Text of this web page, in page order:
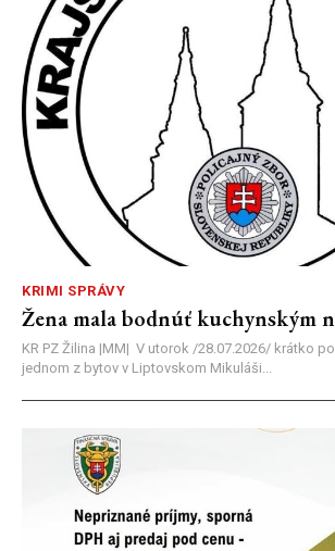
KRIMI SPRÁVY
Žena mala bodnúť kuchynským
KR PZ Žilina |MM| V utorok /28.07.2026/ krátko
jednom z bytov v Liptovskom Mikuláši...